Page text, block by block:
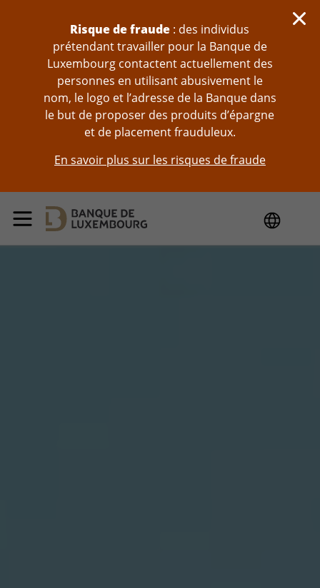
Risque de fraude : des individus
prétendant travailler pour la Banque de
Luxembourg contactent actuellement des
personnes en utilisant abusivement le
nom, le logo et l’adresse de la Banque dans
le but de proposer des produits d’épargne
et de placement frauduleux.
En savoir plus sur les risques de fraude